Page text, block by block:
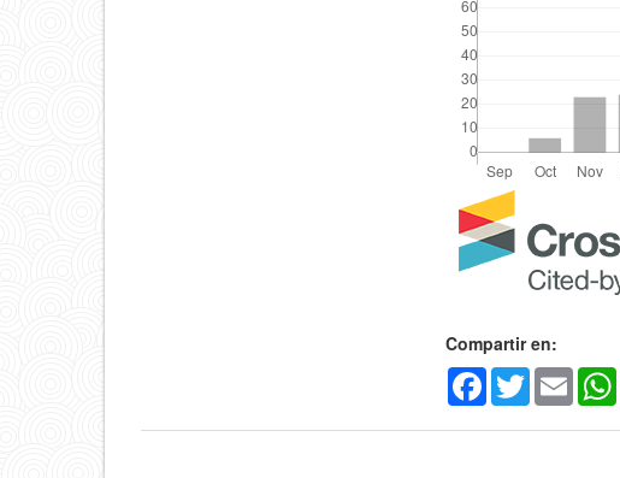
Detalles
del
Compartir en:
Facebook
TwitterEmail